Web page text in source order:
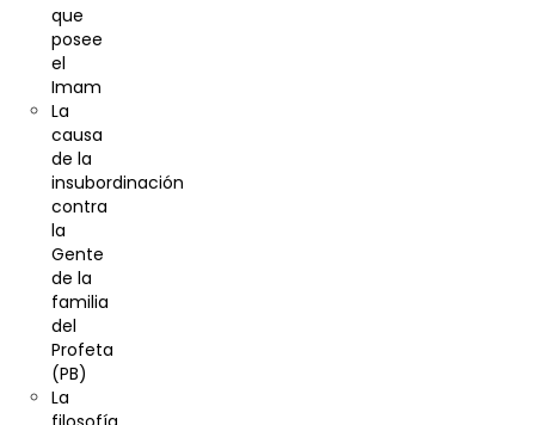
que
posee
el
Imam
La
causa
de la
insubordinación
contra
la
Gente
de la
familia
del
Profeta
(PB)
La